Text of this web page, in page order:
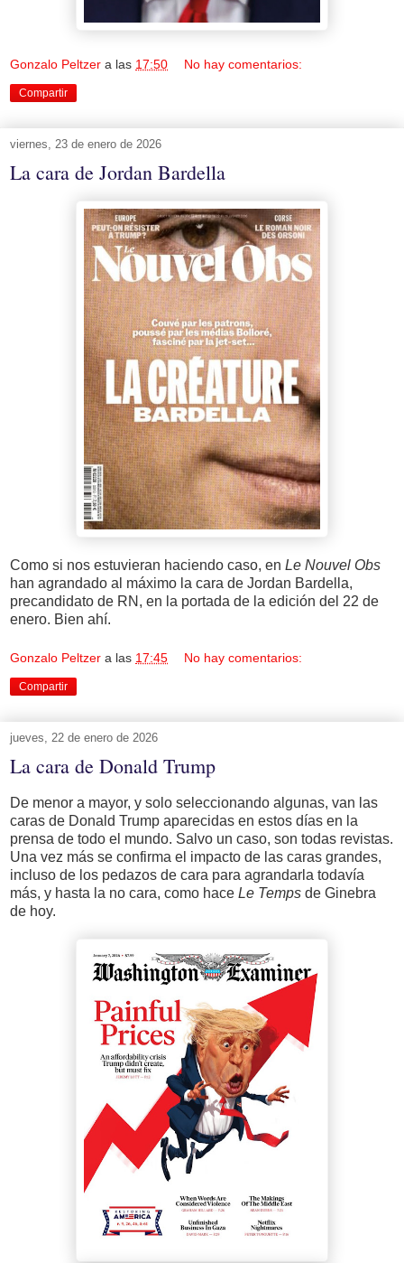
Gonzalo Peltzer a las 17:50 No hay comentarios:
Compartir
viernes, 23 de enero de 2026
La cara de Jordan Bardella
Como si nos estuvieran haciendo caso, en Le Nouvel Obs
han agrandado al máximo la cara de Jordan Bardella,
precandidato de RN, en la portada de la edición del 22 de
enero. Bien ahí.
Gonzalo Peltzer a las 17:45 No hay comentarios:
Compartir
jueves, 22 de enero de 2026
La cara de Donald Trump
De menor a mayor, y solo seleccionando algunas, van las
caras de Donald Trump aparecidas en estos días en la
prensa de todo el mundo. Salvo un caso, son todas revistas.
Una vez más se confirma el impacto de las caras grandes,
incluso de los pedazos de cara para agrandarla todavía
más, y hasta la no cara, como hace Le Temps de Ginebra
de hoy.